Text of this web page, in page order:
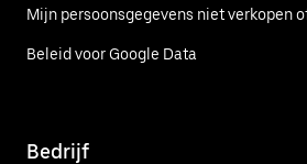
Mijn persoonsgegevens niet verkopen
Beleid voor Google Data
Bedrijf